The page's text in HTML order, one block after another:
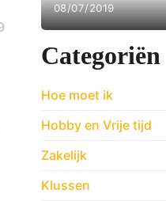
08/07/2019
Categoriën
Hoe moet ik
Hobby en Vrije tijd
Zakelijk
Klussen